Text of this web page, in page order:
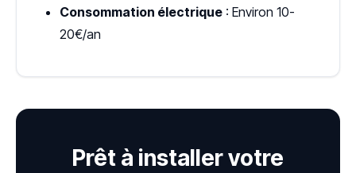
Consommation électrique : Environ 10-
20€/an
Prêt à installer votre